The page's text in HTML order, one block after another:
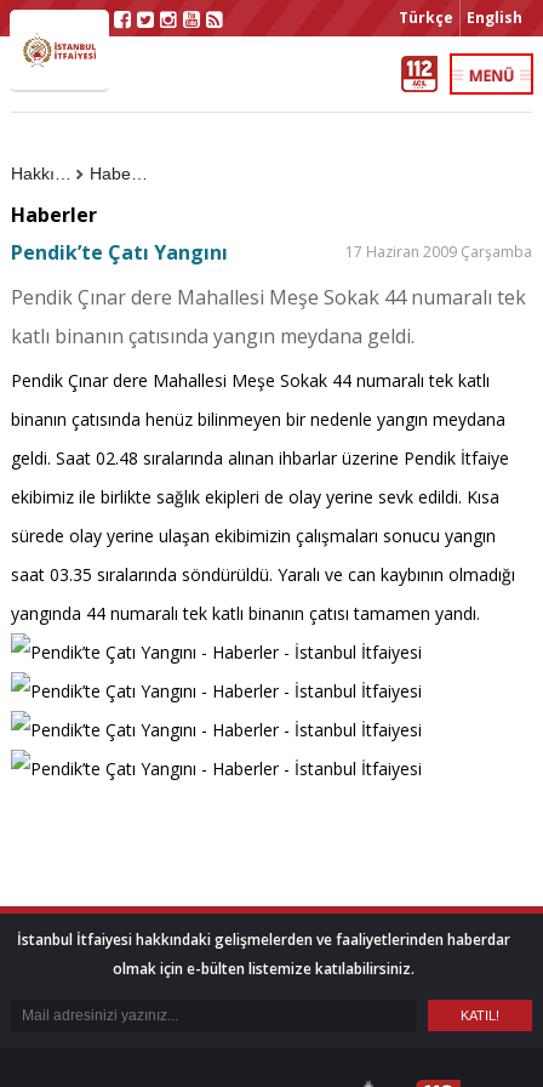
Türkçe English
Haberler
Haberler
Pendik’te Çatı Yangını
17 Haziran 2009 Çarşamba
Pendik Çınar dere Mahallesi Meşe Sokak 44 numaralı tek
katlı binanın çatısında yangın meydana geldi.
Pendik Çınar dere Mahallesi Meşe Sokak 44 numaralı tek katlı
binanın çatısında henüz bilinmeyen bir nedenle yangın meydana
geldi. Saat 02.48 sıralarında alınan ihbarlar üzerine Pendik İtfaiye
ekibimiz ile birlikte sağlık ekipleri de olay yerine sevk edildi. Kısa
sürede olay yerine ulaşan ekibimizin çalışmaları sonucu yangın
saat 03.35 sıralarında söndürüldü. Yaralı ve can kaybının olmadığı
yangında 44 numaralı tek katlı binanın çatısı tamamen yandı.
İstanbul İtfaiyesi hakkındaki gelişmelerden ve faaliyetlerinden haberdar
olmak için e-bülten listemize katılabilirsiniz.